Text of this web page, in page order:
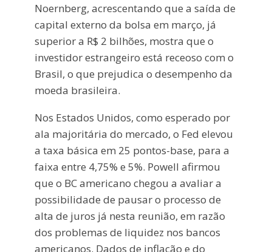
Noernberg, acrescentando que a saída de
capital externo da bolsa em março, já
superior a R$ 2 bilhões, mostra que o
investidor estrangeiro está receoso com o
Brasil, o que prejudica o desempenho da
moeda brasileira.
Nos Estados Unidos, como esperado por
ala majoritária do mercado, o Fed elevou
a taxa básica em 25 pontos-base, para a
faixa entre 4,75% e 5%. Powell afirmou
que o BC americano chegou a avaliar a
possibilidade de pausar o processo de
alta de juros já nesta reunião, em razão
dos problemas de liquidez nos bancos
americanos. Dados de inflação e do